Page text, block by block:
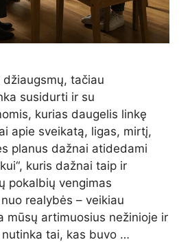
tačiau
susidurti ir su
kurias daugelis linkę
apie sveikatą, ligas, mirtį,
planus dažnai atidedami
kuris dažnai taip ir
pokalbių vengimas
realybės – veikiau
mūsų artimuosius nežinioje ir
tai, kas buvo …